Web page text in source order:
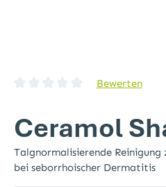
Durchschnittliche Bewertung
Bewerten
Ceramol
Talgnormalisierende
bei seborrhoischer Dermatitis